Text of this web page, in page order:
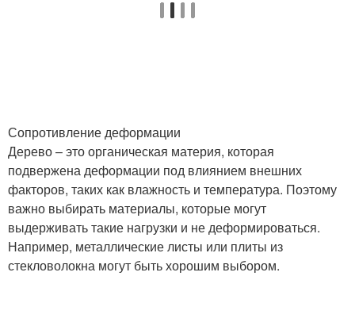
Сопротивление деформации
Дерево – это органическая материя, которая
подвержена деформации под влиянием внешних
факторов, таких как влажность и температура. Поэтому
важно выбирать материалы, которые могут
выдерживать такие нагрузки и не деформироваться.
Например, металлические листы или плиты из
стекловолокна могут быть хорошим выбором.